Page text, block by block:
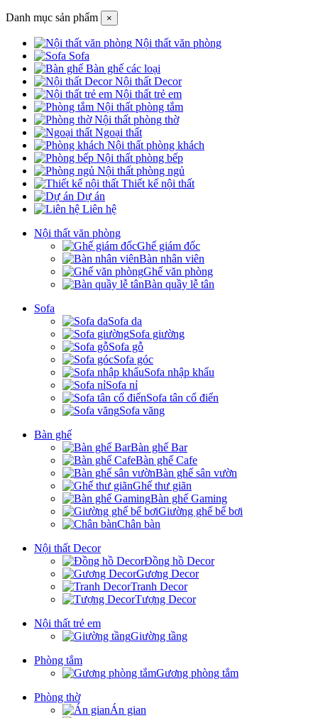
Danh mục sản phẩm ×
Nội thất văn phòng
Sofa
Bàn ghế các loại
Nội thất Decor
Nội thất trẻ em
Nội thất phòng tắm
Nội thất phòng thờ
Ngoại thất
Nội thất phòng khách
Nội thất phòng bếp
Nội thất phòng ngủ
Thiết kế nội thất
Dự án
Liên hệ
Nội thất văn phòng
Ghế giám đốc
Bàn nhân viên
Ghế văn phòng
Bàn quầy lễ tân
Sofa
Sofa da
Sofa giường
Sofa gỗ
Sofa góc
Sofa nhập khẩu
Sofa nỉ
Sofa tân cổ điển
Sofa văng
Bàn ghế
Bàn ghế Bar
Bàn ghế Cafe
Bàn ghế sân vườn
Ghế thư giãn
Bàn ghế Gaming
Giường ghế bể bơi
Chân bàn
Nội thất Decor
Đồng hồ Decor
Gương Decor
Tranh Decor
Tượng Decor
Nội thất trẻ em
Giường tầng
Phòng tắm
Gương phòng tắm
Phòng thờ
Án gian